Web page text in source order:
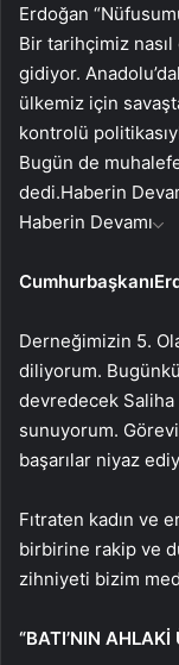
Erdoğan
Bir tarihçimiz
gidiyor.
ülkemiz için
kontrolü
Bugün de
dedi.Haberin
Haberin Devamı
Derneğimizin 5.
diliyorum.
devredecek Saliha
sunuyorum.
başarılar niyaz
Fıtraten kadın ve
birbirine rakip ve
zihniyeti bizim
“BATI’NIN